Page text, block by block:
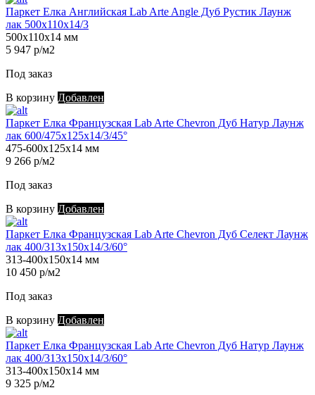
Паркет Елка Английская Lab Arte Angle Дуб Рустик Лаунж
лак 500х110х14/3
500х110х14 мм
5 947 р/м2
Под заказ
В корзину Добавлен
Паркет Елка Французская Lab Arte Chevron Дуб Натур Лаунж
лак 600/475х125х14/3/45°
475-600х125х14 мм
9 266 р/м2
Под заказ
В корзину Добавлен
Паркет Елка Французская Lab Arte Chevron Дуб Селект Лаунж
лак 400/313х150х14/3/60°
313-400х150х14 мм
10 450 р/м2
Под заказ
В корзину Добавлен
Паркет Елка Французская Lab Arte Chevron Дуб Натур Лаунж
лак 400/313х150х14/3/60°
313-400х150х14 мм
9 325 р/м2